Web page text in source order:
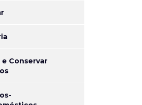
e Conservar